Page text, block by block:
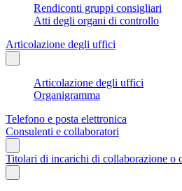
Rendiconti gruppi consigliari
Atti degli organi di controllo
Articolazione degli uffici
Articolazione degli uffici
Organigramma
Telefono e posta elettronica
Consulenti e collaboratori
Titolari di incarichi di collaborazione o